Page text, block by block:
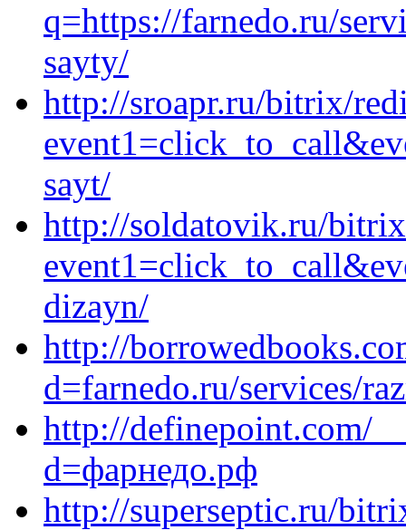
q=https://farnedo.ru/
sayty/
http://sroapr.ru/bitrix/
sayt/
http://soldatovik.ru/
dizayn/
http://
d=farnedo.ru/services/
http://definepoint.com/
d=фарнедо.рф
http://superseptic.ru/